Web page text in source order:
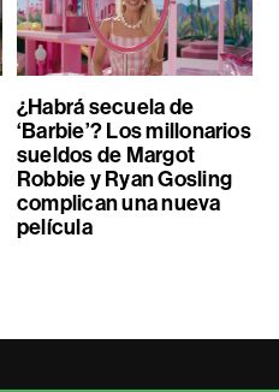
¿Habrá secuela de
‘Barbie’? Los millonarios
sueldos de Margot
Robbie y Ryan Gosling
complican una nueva
película